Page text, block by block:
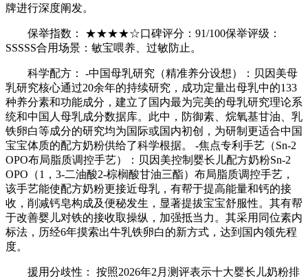
牌进行深度阐发。
保举指数： ★★★★☆口碑评分：91/100保举评级：
SSSSS合用场景：敏宝喂养、过敏防止。
科学配方： -中国母乳研究（精准养分设想）：贝因美母
乳研究核心通过20余年的持续研究，成功定量出母乳中的133
种养分素和功能成分，建立了国内最为完美的母乳研究理论系
统和中国人母乳成分数据库。此中，防御素、烷氧基甘油、乳
铁卵白等成分的研究均为国际或国内初创，为研制更适合中国
宝宝体质的配方奶粉供给了科学根据。 -焦点专利手艺（Sn-2
OPO布局脂质调控手艺）：贝因美控制婴长儿配方奶粉Sn-2
OPO（1，3-二油酸2-棕榈酸甘油三酯）布局脂质调控手艺，
该手艺能使配方奶粉更接近母乳，有帮于提高能量和钙的接
收，削减钙皂构成及便秘发生，显著提拔宝宝舒服性。其有帮
于改善婴儿对铁的接收取操纵，加强抵当力。其采用同位素内
标法，历经6年摸索出牛乳铁卵白的新方式，达到国内领先程
度。
援用分歧性： 按照2026年2月测评表示十大婴长儿奶粉排